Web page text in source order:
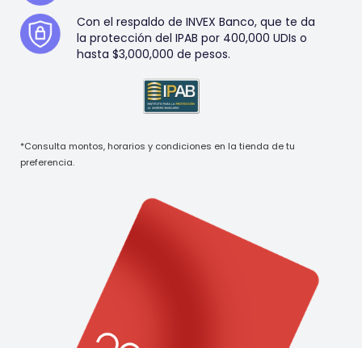
Con el respaldo de INVEX Banco, que te da
la protección del IPAB por 400,000 UDIs o
hasta $3,000,000 de pesos.
*Consulta montos, horarios y condiciones en la tienda de tu
preferencia.